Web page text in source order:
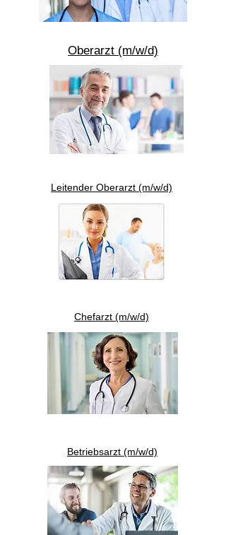
​Oberarzt (m/w/d)
​Leitender Oberarzt (m/w/d)​
Chefarzt (m/w/d)
Betriebsarzt (m/w/d)